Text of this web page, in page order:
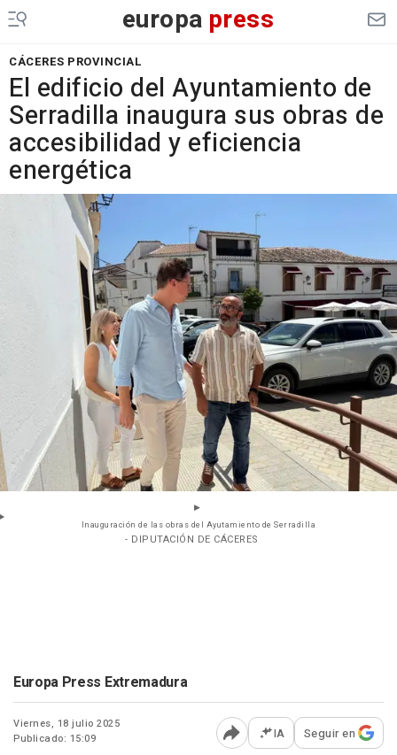
europa press
CÁCERES PROVINCIAL
El edificio del Ayuntamiento de
Serradilla inaugura sus obras de
accesibilidad y eficiencia
energética
Inauguración de las obras del Ayutamiento de Serradilla
- DIPUTACIÓN DE CÁCERES
Europa Press Extremadura
Viernes, 18 julio 2025
Publicado: 15:09
Abrir opciones para
IA Seguir en